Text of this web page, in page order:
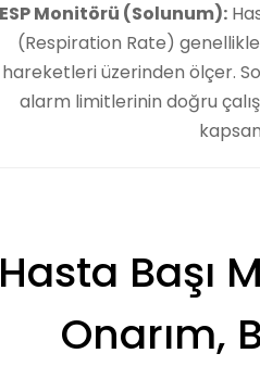
Monitörü (Solunum):
(Respiration Rate)
hareketleri üzerinden ölçer.
alarm limitlerinin doğru
Başı
Onarım,